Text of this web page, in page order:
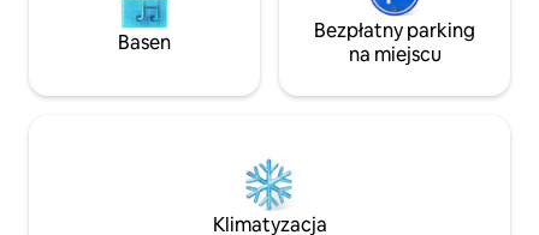
Basen
Bezpłatny parking
na miejscu
Klimatyzacja